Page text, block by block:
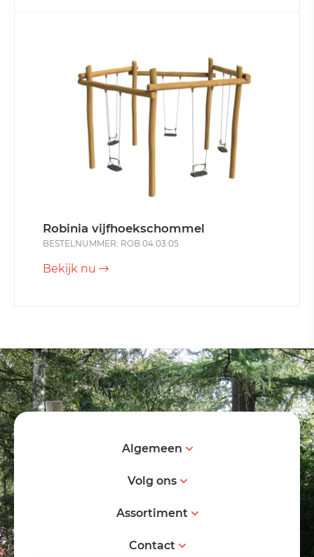
Robinia vijfhoekschommel
BESTELNUMMER: ROB 04.03.05
Bekijk nu
Algemeen
Volg ons
Assortiment
Contact